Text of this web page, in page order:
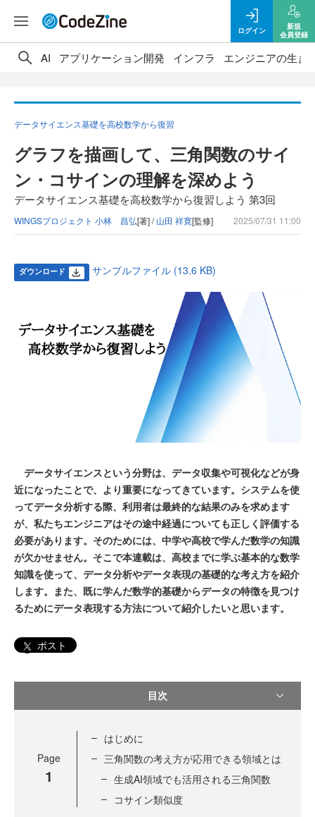
ログイン
新規
会員登録
AI アプリケーション開発 インフラ エンジニアの生き
データサイエンス基礎を高校数学から復習
グラフを描画して、三角関数のサイ
ン・コサインの理解を深めよう
データサイエンス基礎を高校数学から復習しよう 第3回
WINGSプロジェクト 小林 昌弘[著] /山田 祥寛[監修] 2025/07/31 11:00
ダウンロード サンプルファイル (13.6 KB)
データサイエンスという分野は、データ収集や可視化などが身
近になったことで、より重要になってきています。システムを使
ってデータ分析する際、利用者は最終的な結果のみを求めます
が、私たちエンジニアはその途中経過についても正しく評価する
必要があります。そのためには、中学や高校で学んだ数学の知識
が欠かせません。そこで本連載は、高校までに学ぶ基本的な数学
知識を使って、データ分析やデータ表現の基礎的な考え方を紹介
します。また、既に学んだ数学的基礎からデータの特徴を見つけ
るためにデータ表現する方法について紹介したいと思います。
ポスト
目次
Page
1
はじめに
三角関数の考え方が応用できる領域とは
生成AI領域でも活用される三角関数
コサイン類似度